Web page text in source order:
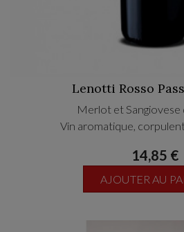
Lenotti Rosso
Merlot et Sangiovese
Vin aromatique, corpulent
14,85 €
AJOUTER AU